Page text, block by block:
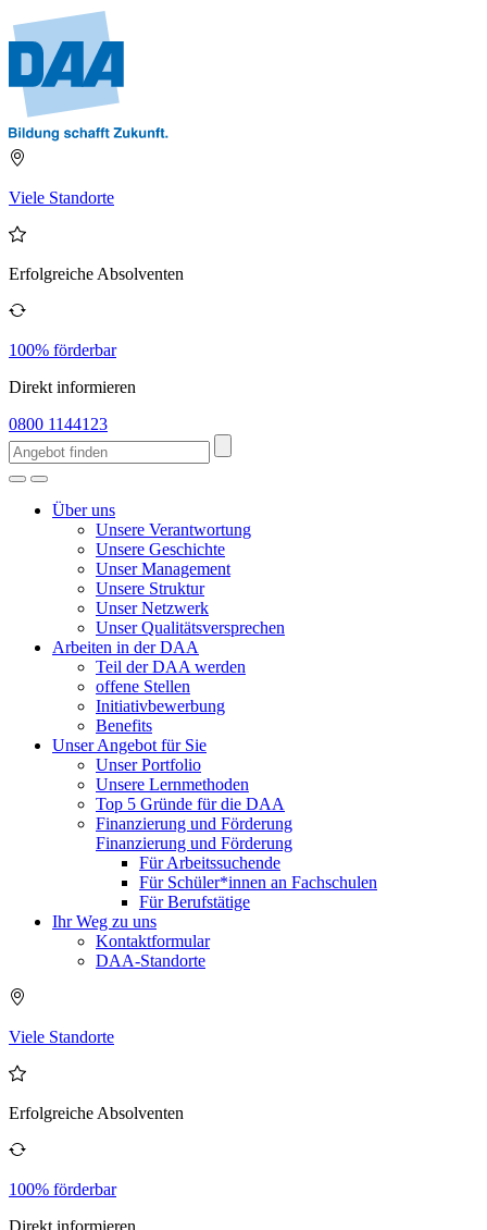
Viele Standorte
Erfolgreiche Absolventen
100% förderbar
Direkt informieren
0800 1144123
Über uns
Unsere Verantwortung
Unsere Geschichte
Unser Management
Unsere Struktur
Unser Netzwerk
Unser Qualitätsversprechen
Arbeiten in der DAA
Teil der DAA werden
offene Stellen
Initiativbewerbung
Benefits
Unser Angebot für Sie
Unser Portfolio
Unsere Lernmethoden
Top 5 Gründe für die DAA
Finanzierung und Förderung
Finanzierung und Förderung
Für Arbeitssuchende
Für Schüler*innen an Fachschulen
Für Berufstätige
Ihr Weg zu uns
Kontaktformular
DAA-Standorte
Viele Standorte
Erfolgreiche Absolventen
100% förderbar
Direkt informieren